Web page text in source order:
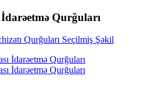
Qurğuları